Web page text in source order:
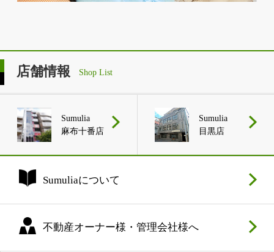
店舗情報 Shop List
Sumulia
麻布十番店
Sumulia
目黒店
Sumuliaについて
不動産オーナー様・管理会社様へ